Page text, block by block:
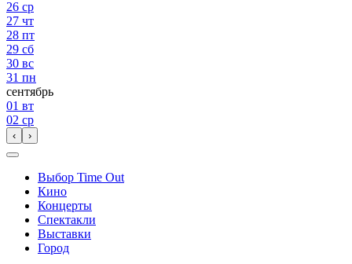
26 ср
27 чт
28 пт
29 сб
30 вс
31 пн
сентябрь
01 вт
02 ср
‹ ›
Выбор Time Out
Кино
Концерты
Спектакли
Выставки
Город